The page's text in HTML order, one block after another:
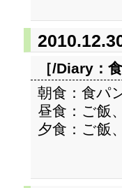
［/Diary：
朝食：食パ
昼食：ご飯
夕食：ご飯